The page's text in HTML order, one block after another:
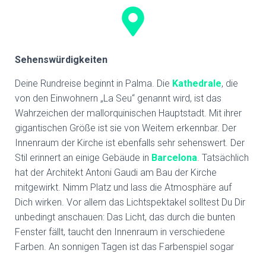
Sehenswürdigkeiten
Deine Rundreise beginnt in Palma. Die Kathedrale, die
von den Einwohnern „La Seu“ genannt wird, ist das
Wahrzeichen der mallorquinischen Hauptstadt. Mit ihrer
gigantischen Größe ist sie von Weitem erkennbar. Der
Innenraum der Kirche ist ebenfalls sehr sehenswert. Der
Stil erinnert an einige Gebäude in Barcelona. Tatsächlich
hat der Architekt Antoni Gaudi am Bau der Kirche
mitgewirkt. Nimm Platz und lass die Atmosphäre auf
Dich wirken. Vor allem das Lichtspektakel solltest Du Dir
unbedingt anschauen: Das Licht, das durch die bunten
Fenster fällt, taucht den Innenraum in verschiedene
Farben. An sonnigen Tagen ist das Farbenspiel sogar